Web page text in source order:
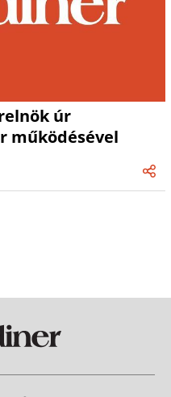
úr
működésével